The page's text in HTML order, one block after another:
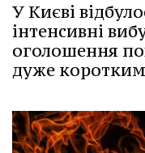
У Києві
інтенсивні
оголошення
дуже